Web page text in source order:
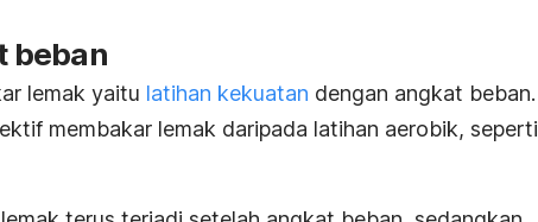
beban
lemak yaitu latihan kekuatan dengan angkat beban.
membakar lemak daripada latihan aerobik, seperti